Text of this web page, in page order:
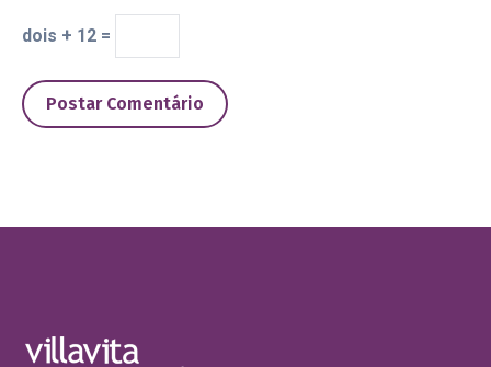
dois + 12 =
Postar Comentário